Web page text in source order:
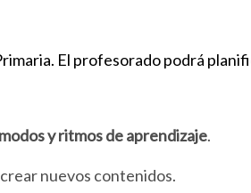
El profesorado podrá
y ritmos de aprendizaje.
nuevos contenidos.